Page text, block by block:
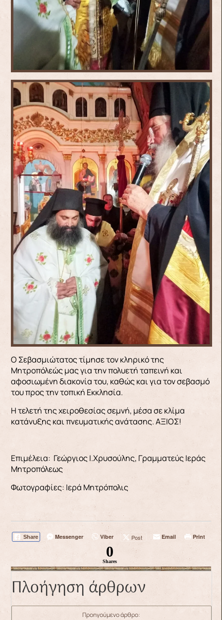
Ο Σεβασμιώτατος τίμησε τον κληρικό της
Μητροπόλεώς μας για την πολυετή ταπεινή και
αφοσιωμένη διακονία του, καθώς και για τον σεβασμό
του προς την τοπική Εκκλησία.
Η τελετή της χειροθεσίας σεμνή, μέσα σε κλίμα
κατάνυξης και πνευματικής ανάτασης. ΑΞΙΟΣ!
Επιμέλεια: Γεώργιος Ι.Χρυσούλης, Γραμματεύς Ιεράς
Μητροπόλεως
Φωτογραφίες: Ιερά Μητρόπολις
Share Messenger Viber Post Email Print
0
Shares
Πλοήγηση άρθρων
Προηγούμενο άρθρο: